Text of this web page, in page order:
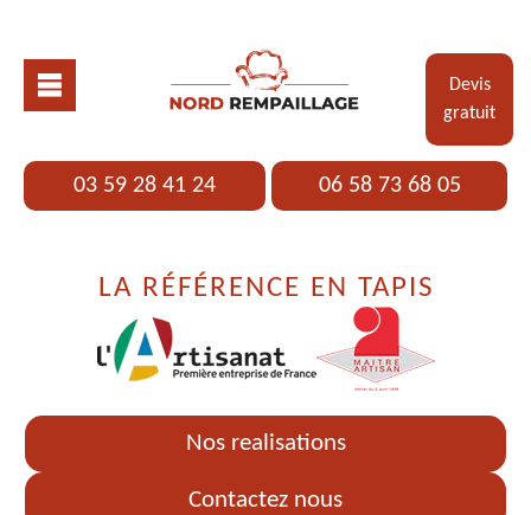
Devis
gratuit
03 59 28 41 24 06 58 73 68 05
LA RÉFÉRENCE EN TAPIS
Nos realisations
Contactez nous